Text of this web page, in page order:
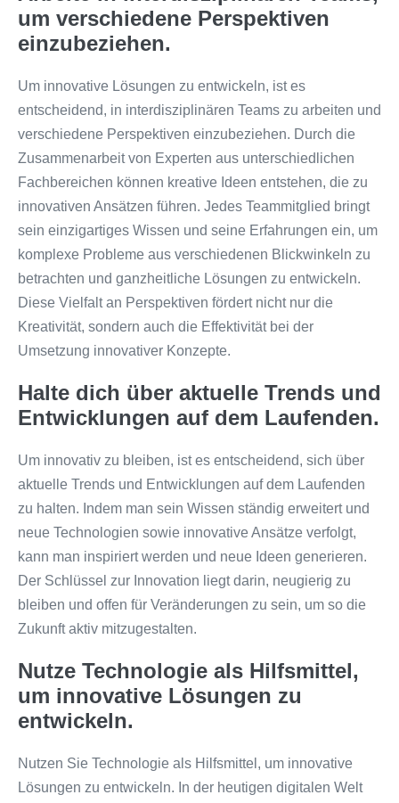
um verschiedene Perspektiven
einzubeziehen.
Um innovative Lösungen zu entwickeln, ist es
entscheidend, in interdisziplinären Teams zu arbeiten und
verschiedene Perspektiven einzubeziehen. Durch die
Zusammenarbeit von Experten aus unterschiedlichen
Fachbereichen können kreative Ideen entstehen, die zu
innovativen Ansätzen führen. Jedes Teammitglied bringt
sein einzigartiges Wissen und seine Erfahrungen ein, um
komplexe Probleme aus verschiedenen Blickwinkeln zu
betrachten und ganzheitliche Lösungen zu entwickeln.
Diese Vielfalt an Perspektiven fördert nicht nur die
Kreativität, sondern auch die Effektivität bei der
Umsetzung innovativer Konzepte.
Halte dich über aktuelle Trends und
Entwicklungen auf dem Laufenden.
Um innovativ zu bleiben, ist es entscheidend, sich über
aktuelle Trends und Entwicklungen auf dem Laufenden
zu halten. Indem man sein Wissen ständig erweitert und
neue Technologien sowie innovative Ansätze verfolgt,
kann man inspiriert werden und neue Ideen generieren.
Der Schlüssel zur Innovation liegt darin, neugierig zu
bleiben und offen für Veränderungen zu sein, um so die
Zukunft aktiv mitzugestalten.
Nutze Technologie als Hilfsmittel,
um innovative Lösungen zu
entwickeln.
Nutzen Sie Technologie als Hilfsmittel, um innovative
Lösungen zu entwickeln. In der heutigen digitalen Welt